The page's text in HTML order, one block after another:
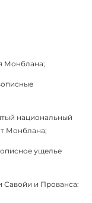
Монблана;
национальный
Монблана;
ущелье
Савойи и Прованса: